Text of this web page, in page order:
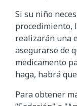
Si su niño
procedimiento,
realizarán una
asegurarse de
medicamento
haga, habrá
Para obtener